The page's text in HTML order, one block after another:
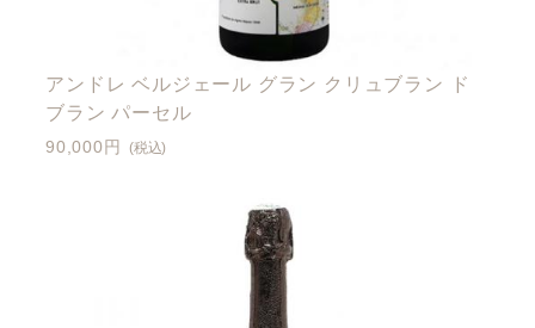
アンドレ ベルジェール グラン クリュブラン ド
ブラン パーセル
90,000円 (税込)